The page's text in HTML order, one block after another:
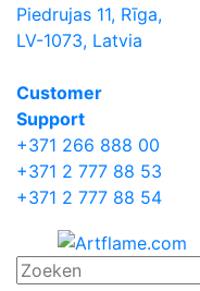
Piedrujas 11, Rīga,
LV-1073, Latvia
Сustomer
Support
+371 266 888 00
+371 2 777 88 53
+371 2 777 88 54